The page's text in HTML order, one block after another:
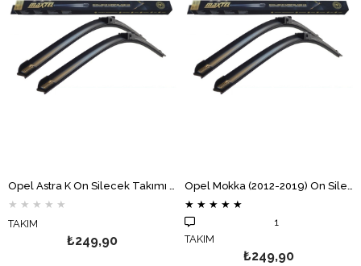
★ ★ ★ ★ ★
TAKIM
₺249,90
★ ★ ★ ★ ★
1
TAKIM
₺249,90